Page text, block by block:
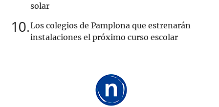
solar
10 Los colegios de Pamplona que estrenarán
instalaciones el próximo curso escolar